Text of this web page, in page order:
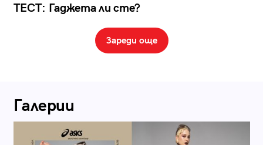
ТЕСТ: Гаджета ли сте?
Зареди още
Галерии